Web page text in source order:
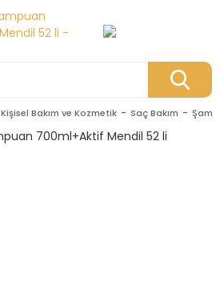
Kişisel Bakım ve Kozmetik Saç Bakım